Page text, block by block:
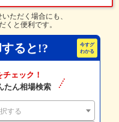
ただく場合にも、
くと便利です。
ると!?
チェック！
たん相場検索
する